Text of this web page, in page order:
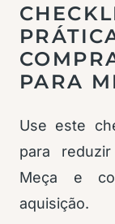
PARA
Use este
para
Meça e
aquisição.